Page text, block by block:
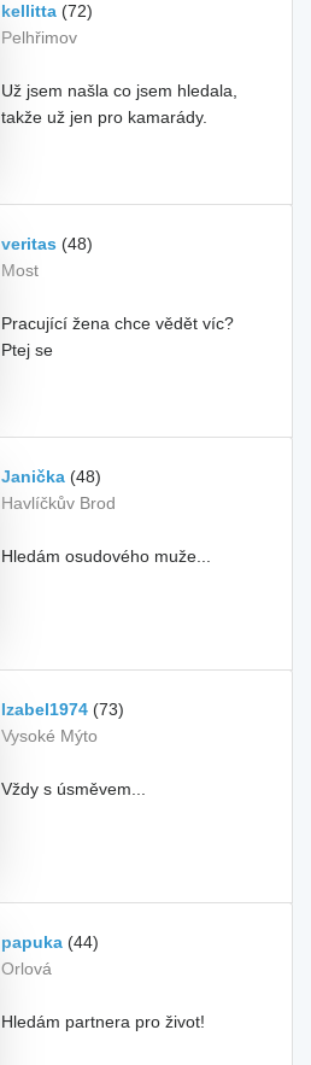
kellitta (72)
Pelhřimov
Už jsem našla co jsem hledala,
takže už jen pro kamarády.
veritas (48)
Most
Pracující žena chce vědět víc?
Ptej se
Janička (48)
Havlíčkův Brod
Hledám osudového muže...
Izabel1974 (73)
Vysoké Mýto
Vždy s úsměvem...
papuka (44)
Orlová
Hledám partnera pro život!